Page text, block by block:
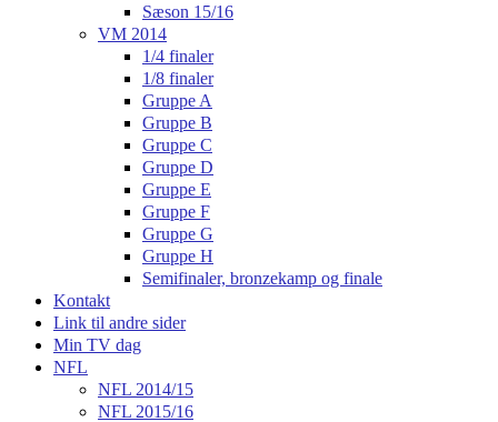
Sæson 15/16
VM 2014
1/4 finaler
1/8 finaler
Gruppe A
Gruppe B
Gruppe C
Gruppe D
Gruppe E
Gruppe F
Gruppe G
Gruppe H
Semifinaler, bronzekamp og finale
Kontakt
Link til andre sider
Min TV dag
NFL
NFL 2014/15
NFL 2015/16